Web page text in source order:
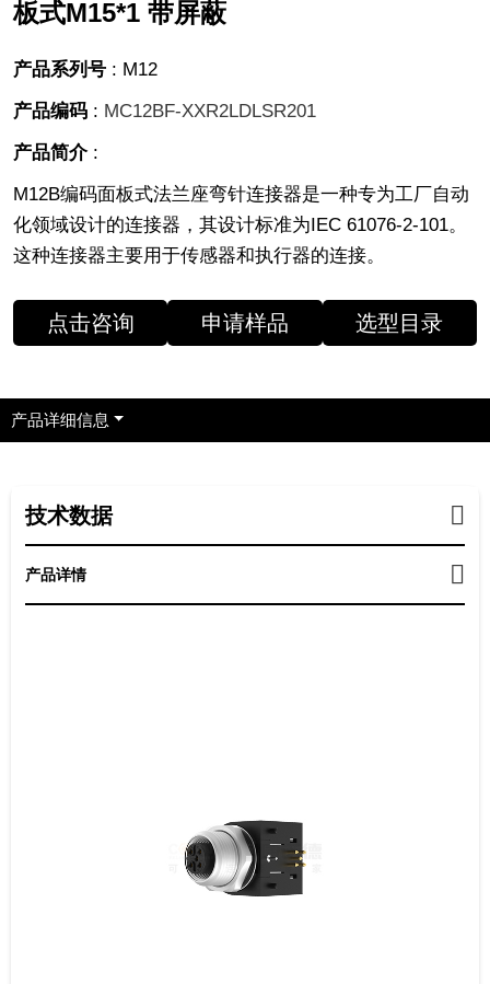
板式M15*1 带屏蔽
产品系列号 : M12
产品编码 : MC12BF-XXR2LDLSR201
产品简介:
‌M12B编码面板式法兰座弯针连接器‌是一种专为工厂自动
化领域设计的连接器，其设计标准为IEC 61076-2-101。
这种连接器主要用于传感器和执行器的连接。
点击咨询 申请样品 选型目录
产品详细信息
技术数据
产品详情